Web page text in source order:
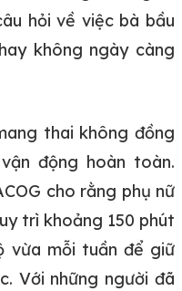
hỏi về việc bà bầu
không ngày càng
thai không đồng
động hoàn toàn.
cho rằng phụ nữ
trì khoảng 150 phút
vừa mỗi tuần để giữ
Với những người đã